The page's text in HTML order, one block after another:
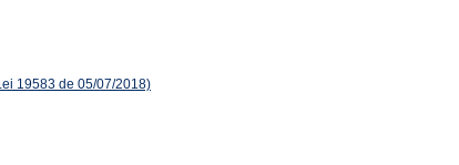
19583 de 05/07/2018)